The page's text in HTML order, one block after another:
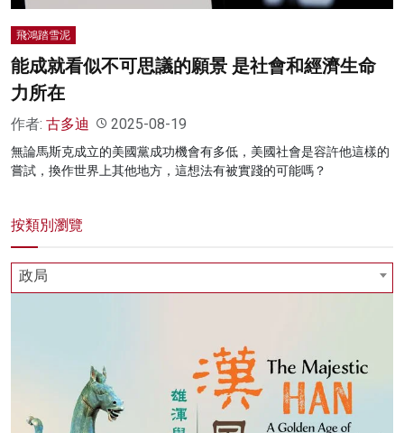
飛鴻踏雪泥
能成就看似不可思議的願景 是社會和經濟生命
力所在
作者: 古多迪 2025-08-19
無論馬斯克成立的美國黨成功機會有多低，美國社會是容許他這樣的
嘗試，換作世界上其他地方，這想法有被實踐的可能嗎？
按類別瀏覽
政局